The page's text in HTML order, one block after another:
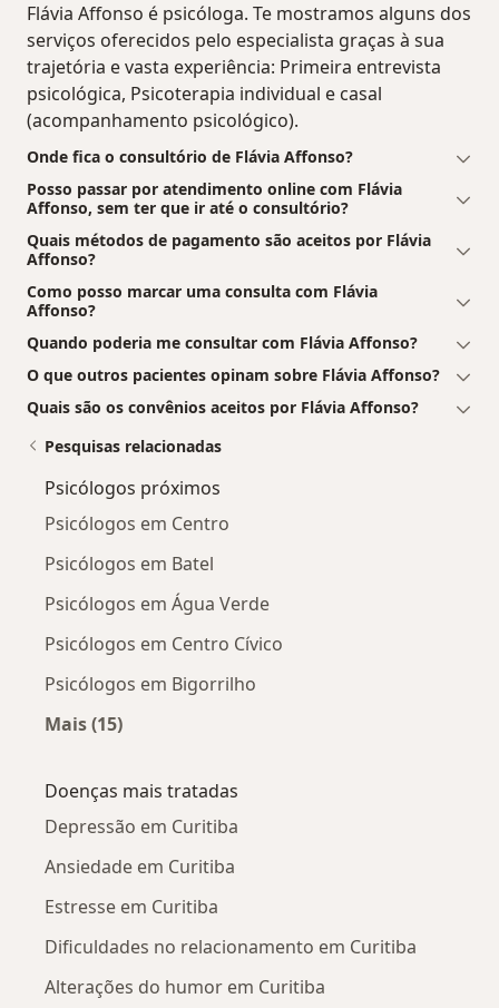
Flávia Affonso é psicóloga. Te mostramos alguns dos
serviços oferecidos pelo especialista graças à sua
trajetória e vasta experiência: Primeira entrevista
psicológica, Psicoterapia individual e casal
(acompanhamento psicológico).
Onde fica o consultório de Flávia Affonso?
Posso passar por atendimento online com Flávia
Affonso, sem ter que ir até o consultório?
Quais métodos de pagamento são aceitos por Flávia
Affonso?
Como posso marcar uma consulta com Flávia
Affonso?
Quando poderia me consultar com Flávia Affonso?
O que outros pacientes opinam sobre Flávia Affonso?
Quais são os convênios aceitos por Flávia Affonso?
Pesquisas relacionadas
Psicólogos próximos
Psicólogos em Centro
Psicólogos em Batel
Psicólogos em Água Verde
Psicólogos em Centro Cívico
Psicólogos em Bigorrilho
Mais (15)
Doenças mais tratadas
Depressão em Curitiba
Ansiedade em Curitiba
Estresse em Curitiba
Dificuldades no relacionamento em Curitiba
Alterações do humor em Curitiba